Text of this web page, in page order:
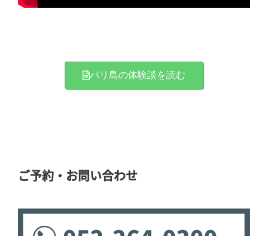
バリ島の体験談を読む
ご予約・お問い合わせ